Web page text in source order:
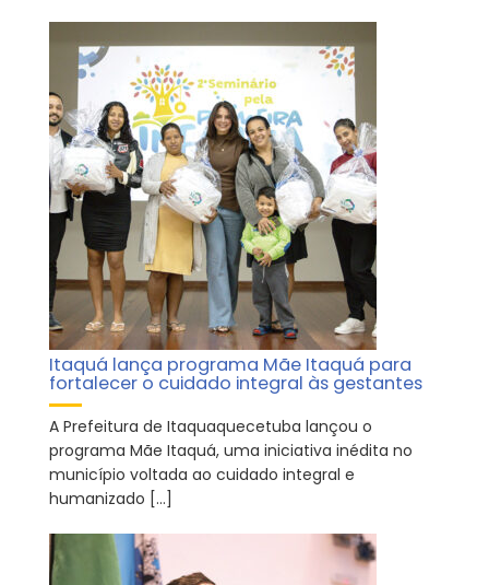
Itaquá lança programa Mãe Itaquá para
fortalecer o cuidado integral às gestantes
A Prefeitura de Itaquaquecetuba lançou o
programa Mãe Itaquá, uma iniciativa inédita no
município voltada ao cuidado integral e
humanizado […]